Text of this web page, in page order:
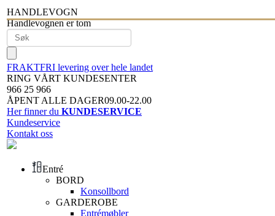
HANDLEVOGN
Handlevognen er tom
FRAKTFRI levering over hele landet
RING VÅRT KUNDESENTER
966 25 966
ÅPENT ALLE DAGER09.00-22.00
Her finner du KUNDESERVICE
Kundeservice
Kontakt oss
Entré
BORD
Konsollbord
GARDEROBE
Entrémøbler